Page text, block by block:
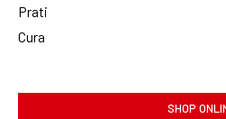
Prati
Cura
SHOP